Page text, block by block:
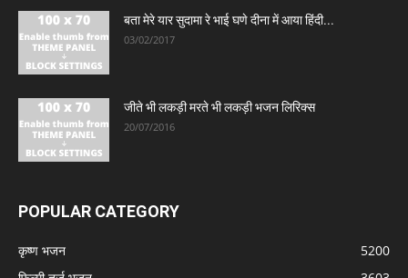
बता मेरे यार सुदामा रे भाई घणे दीना में आया हिंदी...
03/02/2017
जीते भी लकड़ी मरते भी लकड़ी भजन लिरिक्स
20/07/2016
POPULAR CATEGORY
कृष्ण भजन
5200